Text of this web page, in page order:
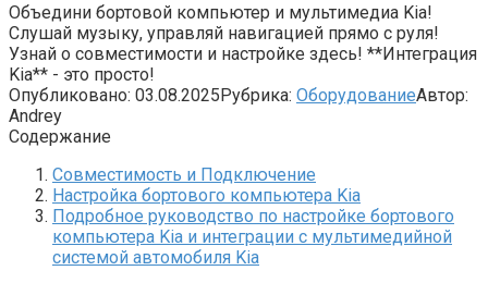
Объедини бортовой компьютер и мультимедиа Kia!
Слушай музыку, управляй навигацией прямо с руля!
Узнай о совместимости и настройке здесь! **Интеграция
Kia** - это просто!
Опубликовано: 03.08.2025Рубрика: ОборудованиеАвтор:
Andrey
Содержание
Совместимость и Подключение
Настройка бортового компьютера Kia
Подробное руководство по настройке бортового
компьютера Kia и интеграции с мультимедийной
системой автомобиля Kia